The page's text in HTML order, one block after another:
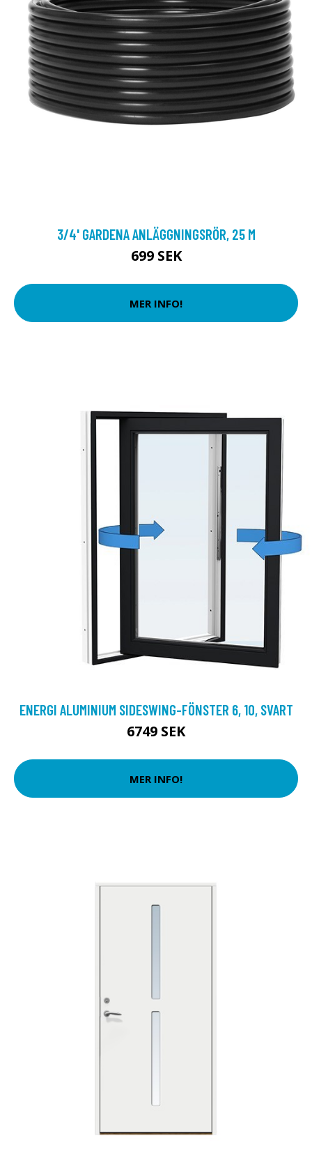
3/4' GARDENA ANLÄGGNINGSRÖR, 25 M
699 SEK
MER INFO!
ENERGI ALUMINIUM SIDESWING-FÖNSTER 6, 10, SVART
6749 SEK
MER INFO!